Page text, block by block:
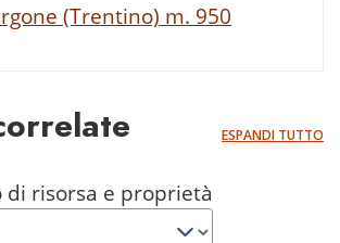
(Trentino) m. 950
ESPANDI TUTTO
risorsa e proprietà